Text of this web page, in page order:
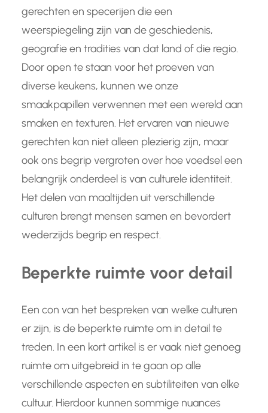
gerechten en specerijen die een
weerspiegeling zijn van de geschiedenis,
geografie en tradities van dat land of die regio.
Door open te staan voor het proeven van
diverse keukens, kunnen we onze
smaakpapillen verwennen met een wereld aan
smaken en texturen. Het ervaren van nieuwe
gerechten kan niet alleen plezierig zijn, maar
ook ons begrip vergroten over hoe voedsel een
belangrijk onderdeel is van culturele identiteit.
Het delen van maaltijden uit verschillende
culturen brengt mensen samen en bevordert
wederzijds begrip en respect.
Beperkte ruimte voor detail
Een con van het bespreken van welke culturen
er zijn, is de beperkte ruimte om in detail te
treden. In een kort artikel is er vaak niet genoeg
ruimte om uitgebreid in te gaan op alle
verschillende aspecten en subtiliteiten van elke
cultuur. Hierdoor kunnen sommige nuances